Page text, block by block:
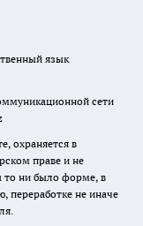
язык
сети
охраняется в
праве и не
то ни было форме, в
переработке не иначе